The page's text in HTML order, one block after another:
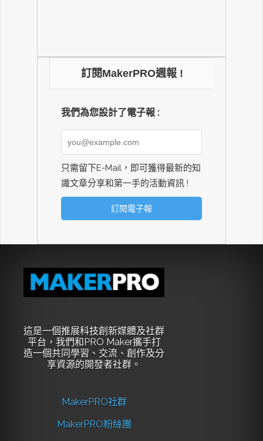
訂閱MakerPRO週報 !
我們為您設計了電子報 :
只需留下E-Mail，即可獲得最新的知
識文章分享和第一手的活動資訊 !
這是一個推展科技創新媒體及社群
平台，我們和PRO Maker攜手打
造一個共同學習、交流、創作及分
享資源的開發者社群。
MakerPRO社群
MakerPRO粉絲團